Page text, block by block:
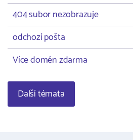
404 subor nezobrazuje
odchozí pošta
Více domén zdarma
Další témata